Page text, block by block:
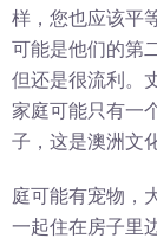
样，您也应该平
可能是他们的第
但还是很流利。
家庭可能只有一
子，这是澳洲文
庭可能有宠物，
一起住在房子里